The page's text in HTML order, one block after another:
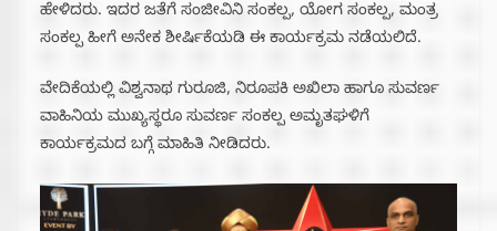
ಹೇಳಿದರು‌. ಇದರ ಜತೆಗೆ ಸಂಜೀವಿನಿ ಸಂಕಲ್ಪ, ಯೋಗ ಸಂಕಲ್ಪ, ಮಂತ್ರ
ಸಂಕಲ್ಪ ಹೀಗೆ ಅನೇಕ ಶೀರ್ಷಿಕೆಯಡಿ ಈ ಕಾರ್ಯಕ್ರಮ ನಡೆಯಲಿದೆ.
ವೇದಿಕೆಯಲ್ಲಿ ವಿಶ್ವನಾಥ ಗುರೂಜಿ, ನಿರೂಪಕಿ ಅಖಿಲಾ ಹಾಗೂ ಸುವರ್ಣ
ವಾಹಿನಿಯ ಮುಖ್ಯಸ್ಥರೂ ಸುವರ್ಣ ಸಂಕಲ್ಪ ಅಮೃತಘಳಿಗೆ
ಕಾರ್ಯಕ್ರಮದ ಬಗ್ಗೆ ಮಾಹಿತಿ ನೀಡಿದರು.